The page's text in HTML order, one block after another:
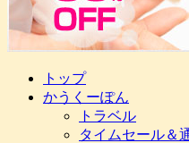
トップ
かうくーぽん
トラベル
タイムセール＆